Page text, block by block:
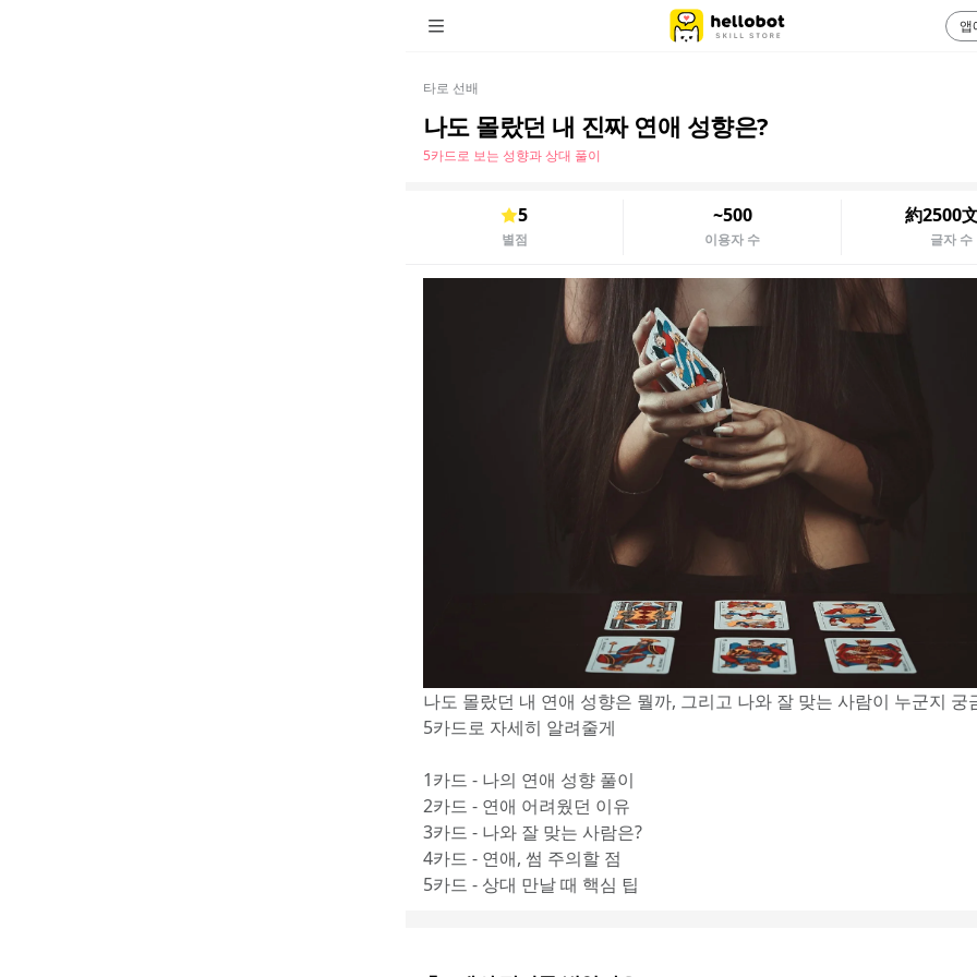
타로 선배
나도 몰랐던 내 진짜 연애 성향은?
5카드로 보는 성향과 상대 풀이
5
별점
~500
이용자 수
約2500
글자 수
나도 몰랐던 내 연애 성향은 뭘까, 그리고 나와 잘 맞는 사람이 누군지 궁
5카드로 자세히 알려줄게
1카드 - 나의 연애 성향 풀이
2카드 - 연애 어려웠던 이유
3카드 - 나와 잘 맞는 사람은?
4카드 - 연애, 썸 주의할 점
5카드 - 상대 만날 때 핵심 팁
앱